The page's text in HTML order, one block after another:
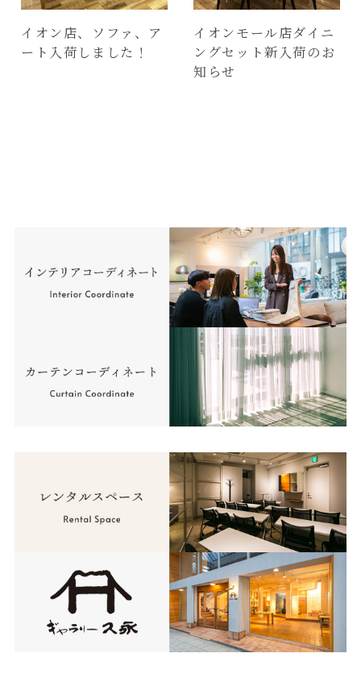
イオン店、ソファ、ア
ート入荷しました！
イオンモール店ダイニ
ングセット新入荷のお
知らせ